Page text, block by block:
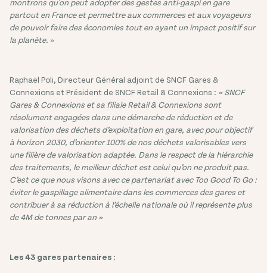
montrons qu'on peut adopter des gestes anti-gaspi en gare
partout en France et permettre aux commerces et aux voyageurs
de pouvoir faire des économies tout en ayant un impact positif sur
la planète. »
Raphaël Poli, Directeur Général adjoint de SNCF Gares &
Connexions et Président de SNCF Retail & Connexions : « SNCF
Gares & Connexions et sa filiale Retail & Connexions sont
résolument engagées dans une démarche de réduction et de
valorisation des déchets d’exploitation en gare, avec pour objectif
à horizon 2030, d’orienter 100% de nos déchets valorisables vers
une filière de valorisation adaptée. Dans le respect de la hiérarchie
des traitements, le meilleur déchet est celui qu’on ne produit pas.
C’est ce que nous visons avec ce partenariat avec Too Good To Go :
éviter le gaspillage alimentaire dans les commerces des gares et
contribuer à sa réduction à l’échelle nationale où il représente plus
de 4M de tonnes par an »
Les 43 gares partenaires :